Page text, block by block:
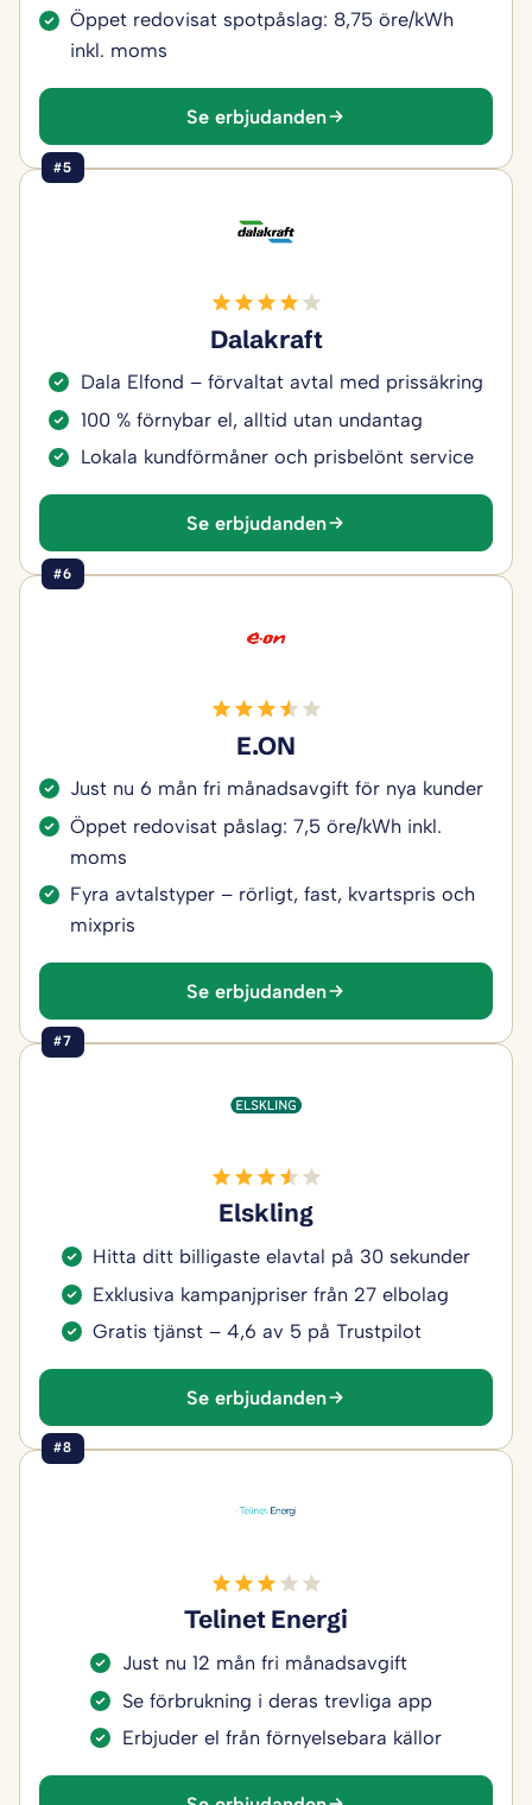
Öppet redovisat spotpåslag: 8,75 öre/kWh
inkl. moms
Se erbjudanden
#5
Dalakraft
Dala Elfond – förvaltat avtal med prissäkring
100 % förnybar el, alltid utan undantag
Lokala kundförmåner och prisbelönt service
Se erbjudanden
#6
E.ON
Just nu 6 mån fri månadsavgift för nya kunder
Öppet redovisat påslag: 7,5 öre/kWh inkl.
moms
Fyra avtalstyper – rörligt, fast, kvartspris och
mixpris
Se erbjudanden
#7
Elskling
Hitta ditt billigaste elavtal på 30 sekunder
Exklusiva kampanjpriser från 27 elbolag
Gratis tjänst – 4,6 av 5 på Trustpilot
Se erbjudanden
#8
Telinet Energi
Just nu 12 mån fri månadsavgift
Se förbrukning i deras trevliga app
Erbjuder el från förnyelsebara källor